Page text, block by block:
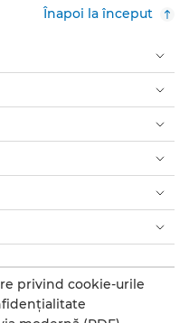
Înapoi la început
privind cookie-urile